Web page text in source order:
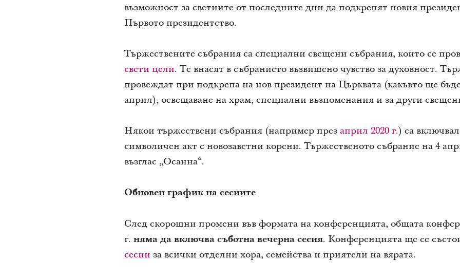
възможност за светиите от последните дни да подкрепят новия
Първото президентство.
Тържествените събрания са специални свещени събрания, които се
свети цели. Те внасят в събранието възвишено чувство за духовност.
провеждат при подкрепа на нов президент на Църквата (какъвто ще
април), освещаване на храм, специални възпоменания и за други
Някои тържествени събрания (например през април 2020 г.) са
символичен акт с новозаветни корени. Тържественото събрание на 4
възглас „Осанна“.
Обновен график на сесиите
След скорошни промени във формата на конференцията, общата
г. няма да включва съботна вечерна сесия. Конференцията ще се
сесии за всички отделни хора, семейства и приятели на вярата.